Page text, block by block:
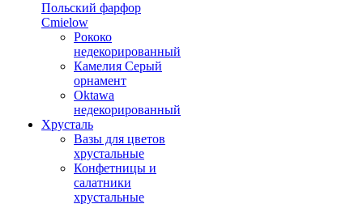
Польский фарфор
Сmielow
Рококо
недекорированный
Камелия Серый
орнамент
Oktawa
недекорированный
Хрусталь
Вазы для цветов
хрустальные
Конфетницы и
салатники
хрустальные